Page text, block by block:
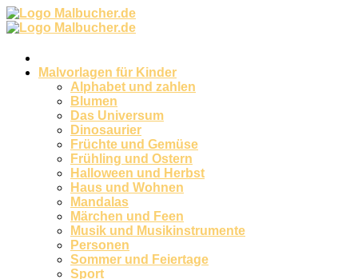
Zum
Inhalt
Malvorlagen für Kinder
Alphabet und zahlen
Blumen
Das Universum
Dinosaurier
Früchte und Gemüse
Frühling und Ostern
Halloween und Herbst
Haus und Wohnen
Mandalas
Märchen und Feen
Musik und Musikinstrumente
Personen
Sommer und Feiertage
Sport